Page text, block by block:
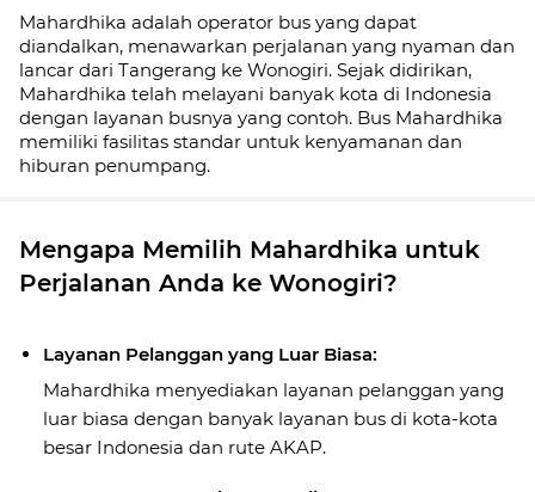
Mahardhika adalah operator bus yang dapat
diandalkan, menawarkan perjalanan yang nyaman dan
lancar dari Tangerang ke Wonogiri. Sejak didirikan,
Mahardhika telah melayani banyak kota di Indonesia
dengan layanan busnya yang contoh. Bus Mahardhika
memiliki fasilitas standar untuk kenyamanan dan
hiburan penumpang.
Mengapa Memilih Mahardhika untuk
Perjalanan Anda ke Wonogiri?
Layanan Pelanggan yang Luar Biasa:
Mahardhika menyediakan layanan pelanggan yang
luar biasa dengan banyak layanan bus di kota-kota
besar Indonesia dan rute AKAP.